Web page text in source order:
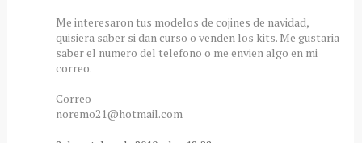
Me interesaron tus modelos de cojines de navidad,
quisiera saber si dan curso o venden los kits. Me gustaria
saber el numero del telefono o me envien algo en mi
correo.
Correo
noremo21@hotmail.com